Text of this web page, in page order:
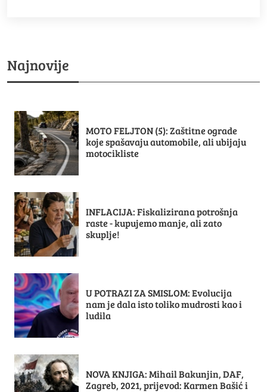
Najnovije
MOTO FELJTON (5): Zaštitne ograde
koje spašavaju automobile, ali ubijaju
motocikliste
INFLACIJA: Fiskalizirana potrošnja
raste - kupujemo manje, ali zato
skuplje!
U POTRAZI ZA SMISLOM: Evolucija
nam je dala isto toliko mudrosti kao i
ludila
NOVA KNJIGA: Mihail Bakunjin, DAF,
Zagreb, 2021, prijevod: Karmen Bašić i